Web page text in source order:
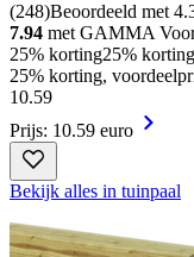
(248)Beoordeeld met
7.94 met GAMMA
25% korting25% korting
25% korting,
10.59
Prijs: 10.59 euro
Bekijk alles in tuinpaal